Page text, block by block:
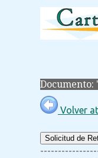
Documento:
Volver
Solicitud de